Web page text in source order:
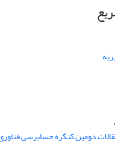
دومین کنگره حسابرسی